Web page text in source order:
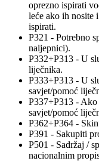
oprezno ispirati
leće ako ih nosite
ispirati.
P321 - Potrebno
naljepnici).
P332+P313 - U
liječnika.
P333+P313 - U
savjet/pomoć
P337+P313 - Ako
savjet/pomoć
P362+P364 -
P391 - Sakupiti
P501 - Sadržaj /
nacionalnim